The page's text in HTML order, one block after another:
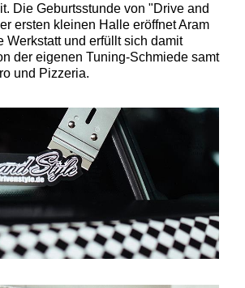
Die Geburtsstunde von "Drive and
ersten kleinen Halle eröffnet Aram
Werkstatt und erfüllt sich damit
der eigenen Tuning-Schmiede samt
und Pizzeria.